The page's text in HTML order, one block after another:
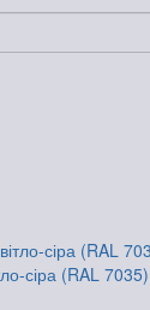
сіра (RAL 7035)